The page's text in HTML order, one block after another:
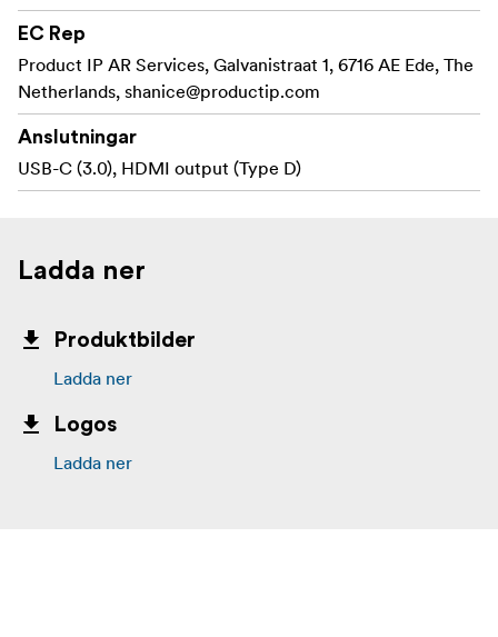
EC Rep
Product IP AR Services, Galvanistraat 1, 6716 AE Ede, The
Netherlands, shanice@productip.com
Anslutningar
USB-C (3.0), HDMI output (Type D)
Ladda ner
Produktbilder
Ladda ner
Logos
Ladda ner